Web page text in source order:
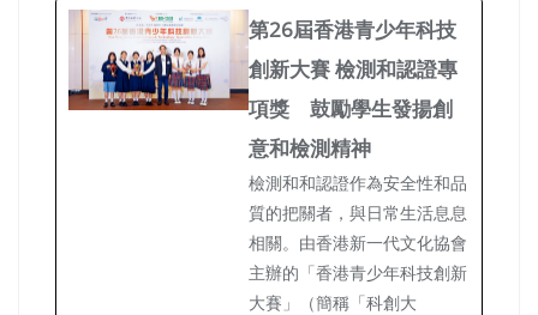
第26屆香港青少年科技
創新大賽 檢測和認證專
項獎 鼓勵學生發揚創
意和檢測精神
檢測和和認證作為安全性和品
質的把關者，與日常生活息息
相關。由香港新一代文化協會
主辦的「香港青少年科技創新
大賽」（簡稱「科創大